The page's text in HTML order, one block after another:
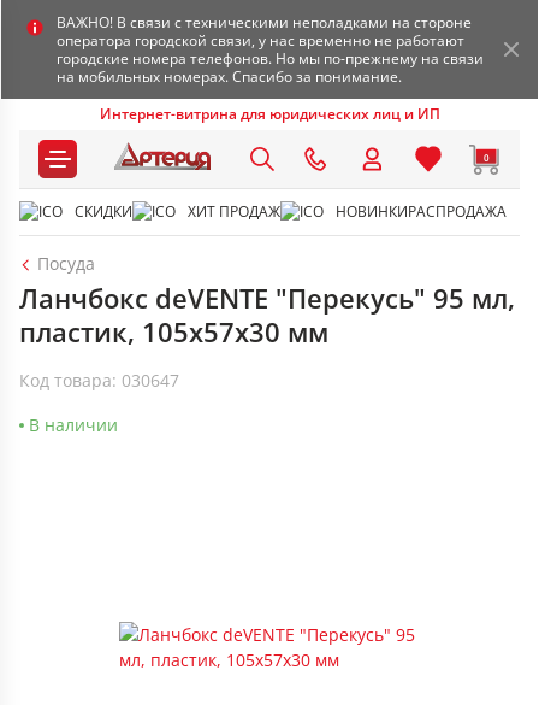
ВАЖНО! В связи с техническими неполадками на стороне
оператора городской связи, у нас временно не работают
городские номера телефонов. Но мы по-прежнему на связи
на мобильных номерах. Спасибо за понимание.
Интернет-витрина для юридических лиц и ИП
0
СКИДКИ ХИТ ПРОДАЖ НОВИНКИРАСПРОДАЖА
Посуда
Ланчбокс deVENTE "Перекусь" 95 мл,
пластик, 105x57x30 мм
Код товара: 030647
В наличии